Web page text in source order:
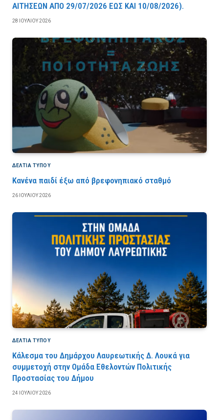
AITHΣEΩN AΠO 29/07/2026 EΩΣ KAI 10/08/2026).
28 ΙΟΥΛΊΟΥ 2026
ΔΕΛΤΙΑ ΤΥΠΟΥ
Κανένα παιδί έξω από βρεφονηπιακό σταθμό
26 ΙΟΥΛΊΟΥ 2026
ΔΕΛΤΙΑ ΤΥΠΟΥ
Κάλεσμα του Δημάρχου Λαυρεωτικής Δ. Λουκά για
συμμετοχή στην Ομάδα Εθελοντών Πολιτικής
Προστασίας του Δήμου
24 ΙΟΥΛΊΟΥ 2026